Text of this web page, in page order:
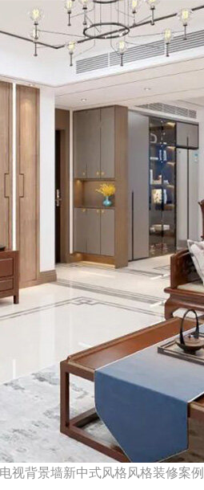
视背景墙新中式风格风格装修案